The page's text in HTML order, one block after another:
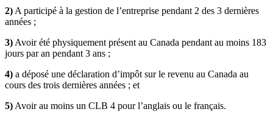
2) A participé à la gestion de l’entreprise pendant 2 des 3 dernières
années ;
3) Avoir été physiquement présent au Canada pendant au moins 183
jours par an pendant 3 ans ;
4) a déposé une déclaration d’impôt sur le revenu au Canada au
cours des trois dernières années ; et
5) Avoir au moins un CLB 4 pour l’anglais ou le français.